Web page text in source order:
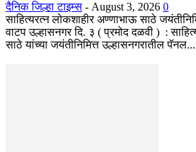
दैनिक जिल्हा टाइम्स - August 3, 2026 0
साहित्यरत्न लोकशाहीर अण्णाभाऊ साठे
वाटप उल्हासनगर दि. ३ ( प्रमोद दळवी ) :
साठे यांच्या जयंतीनिमित्त उल्हासनगरातील पॅनल...